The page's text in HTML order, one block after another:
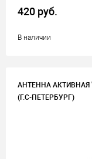
420 руб.
В наличии
АНТЕННА АКТИВНАЯ
(Г.С-ПЕТЕРБУРГ)